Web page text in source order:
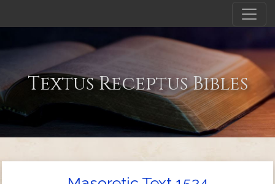
Textus Receptus Bibles